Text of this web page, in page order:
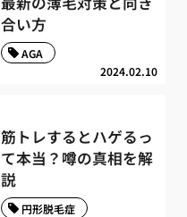
合い方
2024.02.10
AGA
筋トレするとハゲるっ
て本当？噂の真相を解
説
円形脱毛症